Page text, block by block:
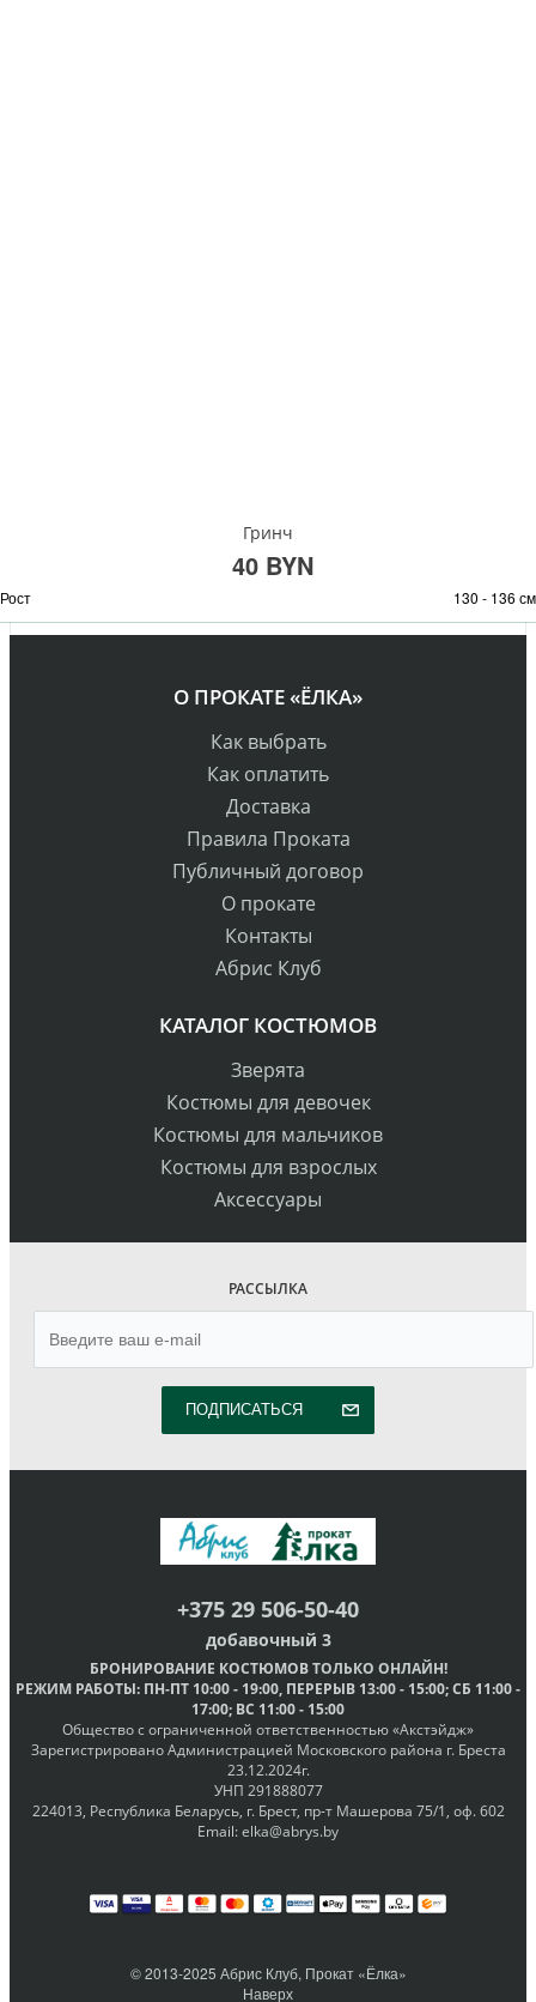
Гринч
40 BYN
Рост 130 - 136 см
О ПРОКАТЕ «ЁЛКА»
Как выбрать
Как оплатить
Доставка
Правила Проката
Публичный договор
О прокате
Контакты
Абрис Клуб
КАТАЛОГ КОСТЮМОВ
Зверята
Костюмы для девочек
Костюмы для мальчиков
Костюмы для взрослых
Аксессуары
РАССЫЛКА
ПОДПИСАТЬСЯ
+375 29 506-50-40
добавочный 3
БРОНИРОВАНИЕ КОСТЮМОВТОЛЬКО ОНЛАЙН!
РЕЖИМ РАБОТЫ: ПН-ПТ 10:00 - 19:00, ПЕРЕРЫВ 13:00 - 15:00; СБ 11:00 -
17:00; ВС 11:00 - 15:00
Общество с ограниченной ответственностью «Акстэйдж»
Зарегистрировано Администрацией Московского района г. Бреста
23.12.2024г.
УНП 291888077
224013, Республика Беларусь, г. Брест, пр-т Машерова 75/1, оф. 602
Email:elka@abrys.by
© 2013-2025 Абрис Клуб, Прокат «Ёлка»
Наверх